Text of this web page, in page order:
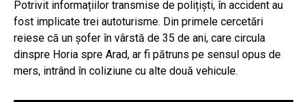
Potrivit informațiilor transmise de polițiști, în accident au
fost implicate trei autoturisme. Din primele cercetări
reiese că un șofer în vârstă de 35 de ani, care circula
dinspre Horia spre Arad, ar fi pătruns pe sensul opus de
mers, intrând în coliziune cu alte două vehicule.